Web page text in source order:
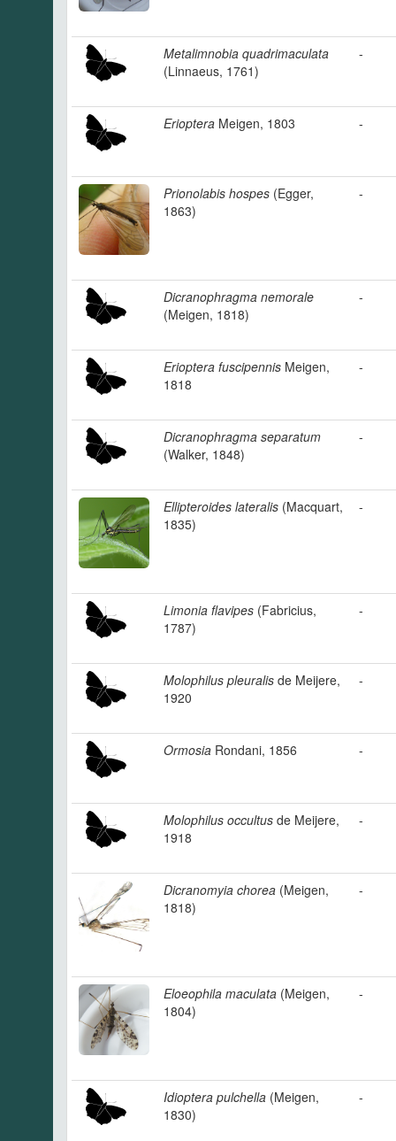
Metalimnobia quadrimaculata
(Linnaeus, 1761)
-
Erioptera Meigen, 1803 -
Prionolabis hospes (Egger,
1863)
-
Dicranophragma nemorale
(Meigen, 1818)
-
Erioptera fuscipennis Meigen,
1818
-
Dicranophragma separatum
(Walker, 1848)
-
Ellipteroides lateralis (Macquart,
1835)
-
Limonia flavipes (Fabricius,
1787)
-
Molophilus pleuralis de Meijere,
1920
-
Ormosia Rondani, 1856 -
Molophilus occultus de Meijere,
1918
-
Dicranomyia chorea (Meigen,
1818)
-
Eloeophila maculata (Meigen,
1804)
-
Idioptera pulchella (Meigen,
1830)
-